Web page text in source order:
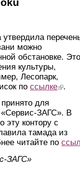
можно
обстановке. Это
культуры,
Лесопарк,
по ссылке(link is
.
для
«Сервис-ЗАГС». В
эту контору с
тамада из
читайте по
ЗАГС»